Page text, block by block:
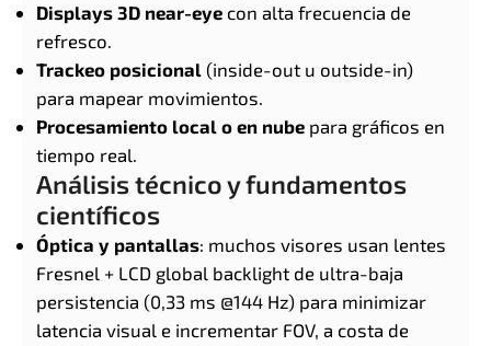
Displays 3D near-eye con alta frecuencia de
refresco.
Trackeo posicional (inside-out u outside-in)
para mapear movimientos.
Procesamiento local o en nube para gráficos en
tiempo real.
Análisis técnico y fundamentos
científicos
Óptica y pantallas: muchos visores usan lentes
Fresnel + LCD global backlight de ultra-baja
persistencia (0,33 ms @144 Hz) para minimizar
latencia visual e incrementar FOV, a costa de